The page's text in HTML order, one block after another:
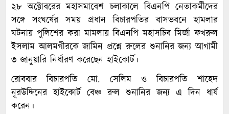
২৮ অক্টোবরের মহাসমাবেশ চলাকালে বিএনপি নেতাকর্মীদের
সঙ্গে সংঘর্ষের সময় প্রধান বিচারপতির বাসভবনে হামলার
ঘটনায় পুলিশের করা মামলায় বিএনপি মহাসচিব মির্জা ফখরুল
ইসলাম আলমগীরকে জামিন প্রশ্নে রুলের শুনানির জন্য আগামী
৩ জানুয়ারি নির্ধারণ করেছেন হাইকোর্ট।
রোববার বিচারপতি মো. সেলিম ও বিচারপতি শাহেদ
নূরউদ্দিনের হাইকোর্ট বেঞ্চ রুল শুনানির জন্য এ দিন ধার্য
করেন।